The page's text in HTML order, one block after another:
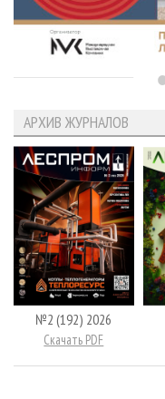
АРХИВ ЖУРНАЛОВ
№2 (192) 2026
Скачать PDF